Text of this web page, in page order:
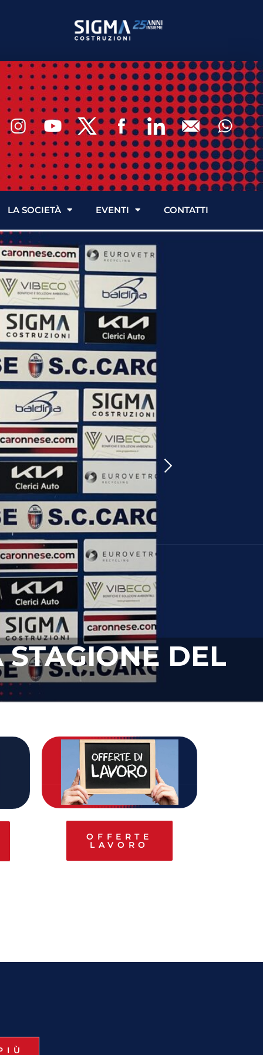
LA SOCIETÀ EVENTI CONTATTI
PER NICOLÒ
OFFERTE
LAVORO